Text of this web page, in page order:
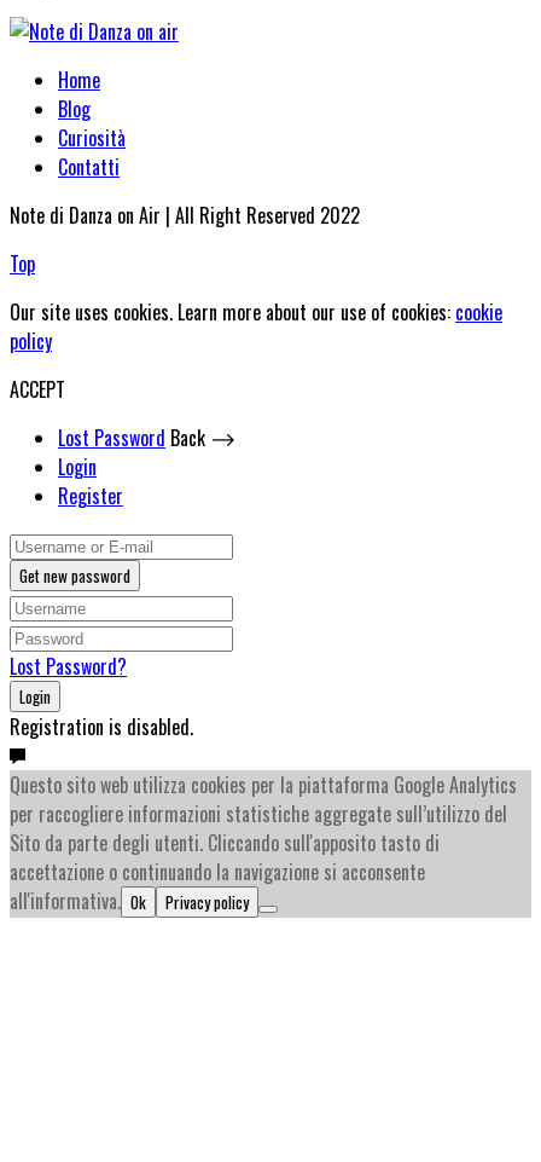
Home
Blog
Curiosità
Contatti
Note di Danza on Air | All Right Reserved 2022
Top
Our site uses cookies. Learn more about our use of cookies: cookie
policy
ACCEPT
Lost Password Back ⟶
Login
Register
Get new password
Lost Password?
Login
Registration is disabled.
Questo sito web utilizza cookies per la piattaforma Google Analytics
per raccogliere informazioni statistiche aggregate sull’utilizzo del
Sito da parte degli utenti. Cliccando sull'apposito tasto di
accettazione o continuando la navigazione si acconsente
all'informativa. Ok Privacy policy